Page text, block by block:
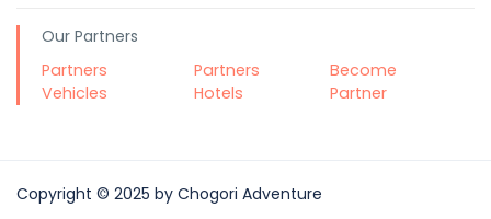
Our Partners
Partners
Vehicles
Partners
Hotels
Become
Partner
Copyright © 2025 by Chogori Adventure